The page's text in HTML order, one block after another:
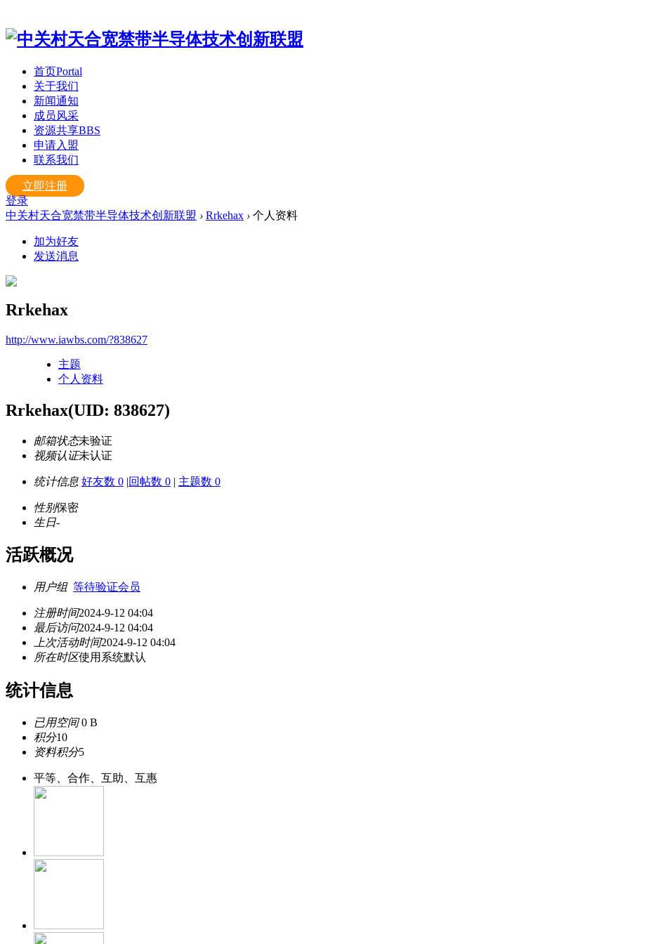
首页Portal
关于我们
新闻通知
成员风采
资源共享BBS
申请入盟
联系我们
立即注册
登录
中关村天合宽禁带半导体技术创新联盟 › Rrkehax › 个人资料
加为好友
发送消息
Rrkehax
http://www.iawbs.com/?838627
主题
个人资料
Rrkehax(UID: 838627)
邮箱状态未验证
视频认证未认证
统计信息 好友数 0 |回帖数 0 | 主题数 0
性别保密
生日-
活跃概况
用户组 等待验证会员
注册时间2024-9-12 04:04
最后访问2024-9-12 04:04
上次活动时间2024-9-12 04:04
所在时区使用系统默认
统计信息
已用空间0 B
积分10
资料积分5
平等、合作、互助、互惠